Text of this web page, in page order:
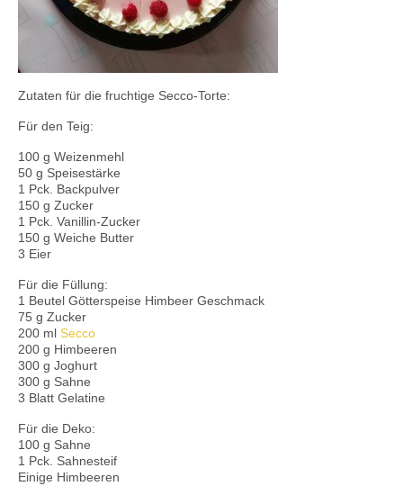
Zutaten für die fruchtige Secco-Torte:
Für den Teig:
100 g Weizenmehl
50 g Speisestärke
1 Pck. Backpulver
150 g Zucker
1 Pck. Vanillin-Zucker
150 g Weiche Butter
3 Eier
Für die Füllung:
1 Beutel Götterspeise Himbeer Geschmack
75 g Zucker
200 ml Secco
200 g Himbeeren
300 g Joghurt
300 g Sahne
3 Blatt Gelatine
Für die Deko:
100 g Sahne
1 Pck. Sahnesteif
Einige Himbeeren